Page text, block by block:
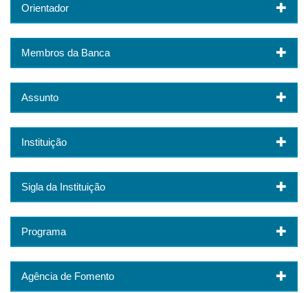
Orientador
Membros da Banca
Assunto
Instituição
Sigla da Instituição
Programa
Agência de Fomento